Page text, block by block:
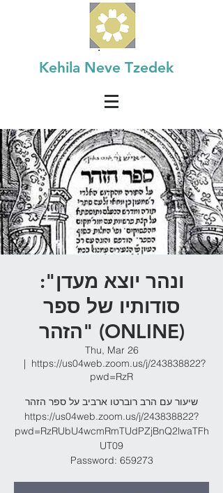
Kehila Neve Tzedek
ונהר יוצא מעדן":
סודותיו של ספר
הזהר" (ONLINE)
Thu, Mar 26
  |
https://us04web.zoom.us/j/243838822?
pwd=RzR
שיעור עם הרב רוברטו ארביב על ספר הזהר
https://us04web.zoom.us/j/243838822?
pwd=RzRUbU4wcmRmTUdPZjBnQ2lwaTFh
UT09
Password: 659273